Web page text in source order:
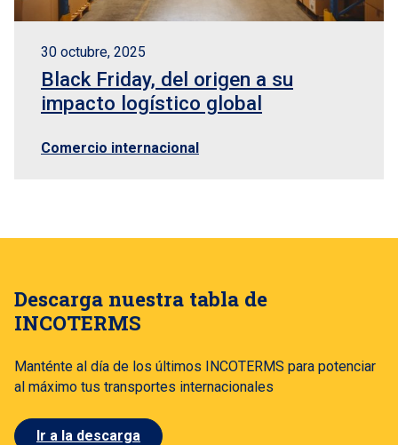
30 octubre, 2025
Black Friday, del origen a su
impacto logístico global
Comercio internacional
Descarga nuestra tabla de
INCOTERMS
Manténte al día de los últimos INCOTERMS para potenciar
al máximo tus transportes internacionales
Ir a la descarga